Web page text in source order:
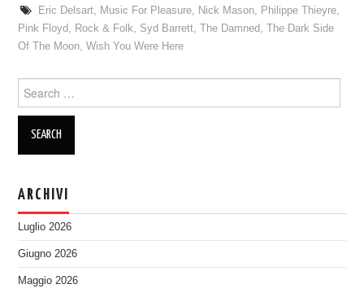
PINKFLOYDIANE
Eric Delsart, Music For Pleasure, Nick Mason, Philippe Thieyre,
Pink Floyd, Rock & Folk, Syd Barrett,The Damned,The Dark Side
Of The Moon,Wish You Were Here
for:
ARCHIVI
Luglio 2026
Giugno 2026
Maggio 2026